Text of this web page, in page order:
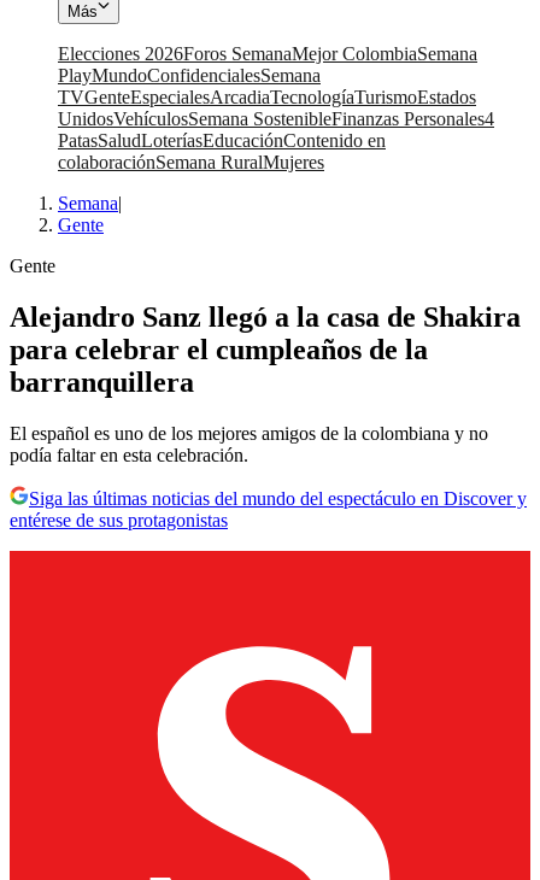
Más
Elecciones 2026Foros SemanaMejor ColombiaSemana
PlayMundoConfidencialesSemana
TVGenteEspecialesArcadiaTecnologíaTurismoEstados
UnidosVehículosSemana SostenibleFinanzas Personales4
PatasSaludLoteríasEducaciónContenido en
colaboraciónSemana RuralMujeres
Semana|
Gente
Gente
Alejandro Sanz llegó a la casa de Shakira
para celebrar el cumpleaños de la
barranquillera
El español es uno de los mejores amigos de la colombiana y no
podía faltar en esta celebración.
Siga las últimas noticias del mundo del espectáculo en Discover y
entérese de sus protagonistas